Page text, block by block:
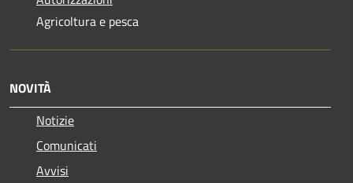
Agricoltura e pesca
NOVITÀ
Notizie
Comunicati
Avvisi